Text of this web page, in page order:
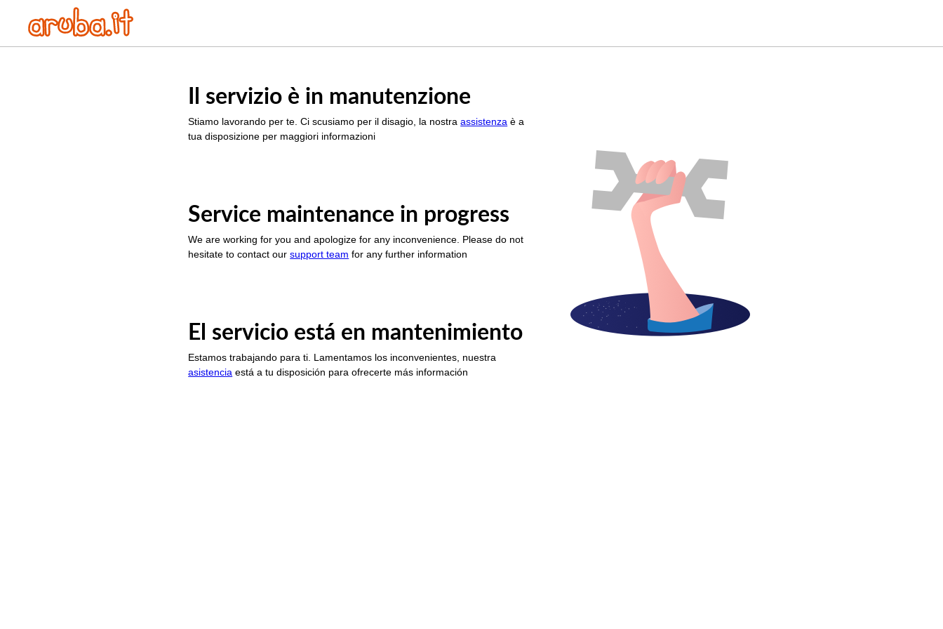
Il servizio è in manutenzione
Stiamo lavorando per te. Ci scusiamo per il disagio, la nostraassistenza è a
tua disposizione per maggiori informazioni
Service maintenance in progress
We are working for you and apologize for any inconvenience. Please do not
hesitate to contact oursupport team for any further information
El servicio está en mantenimiento
Estamos trabajando para ti. Lamentamos los inconvenientes, nuestra
asistencia está a tu disposición para ofrecerte más información